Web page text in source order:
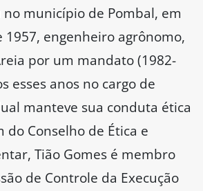
no município de Pombal, em
1957, engenheiro agrônomo,
por um mandato (1982-
esses anos no cargo de
manteve sua conduta ética
do Conselho de Ética e
Tião Gomes é membro
de Controle da Execução